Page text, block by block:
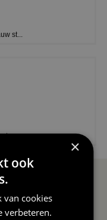
st...
s...
×
ook
van cookies
verbeteren.